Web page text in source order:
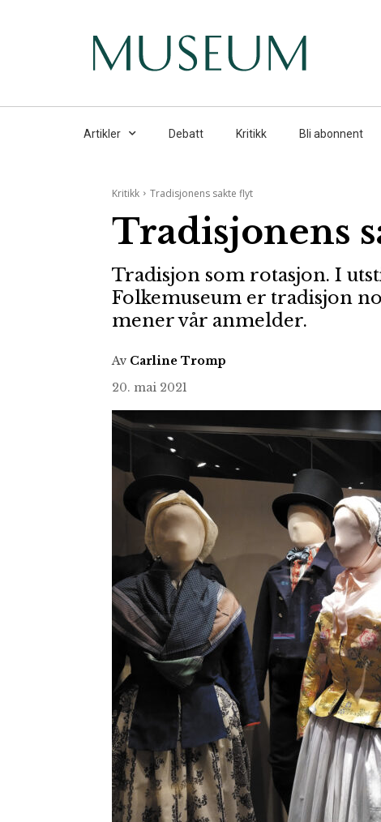
Artikler Debatt Kritikk Bli abonnent
Kritikk Tradisjonens sakte flyt
Tradisjonens
Tradisjon som rotasjon. I
Folkemuseum er tradisjon
mener vår anmelder.
Av Carline Tromp
20. mai 2021